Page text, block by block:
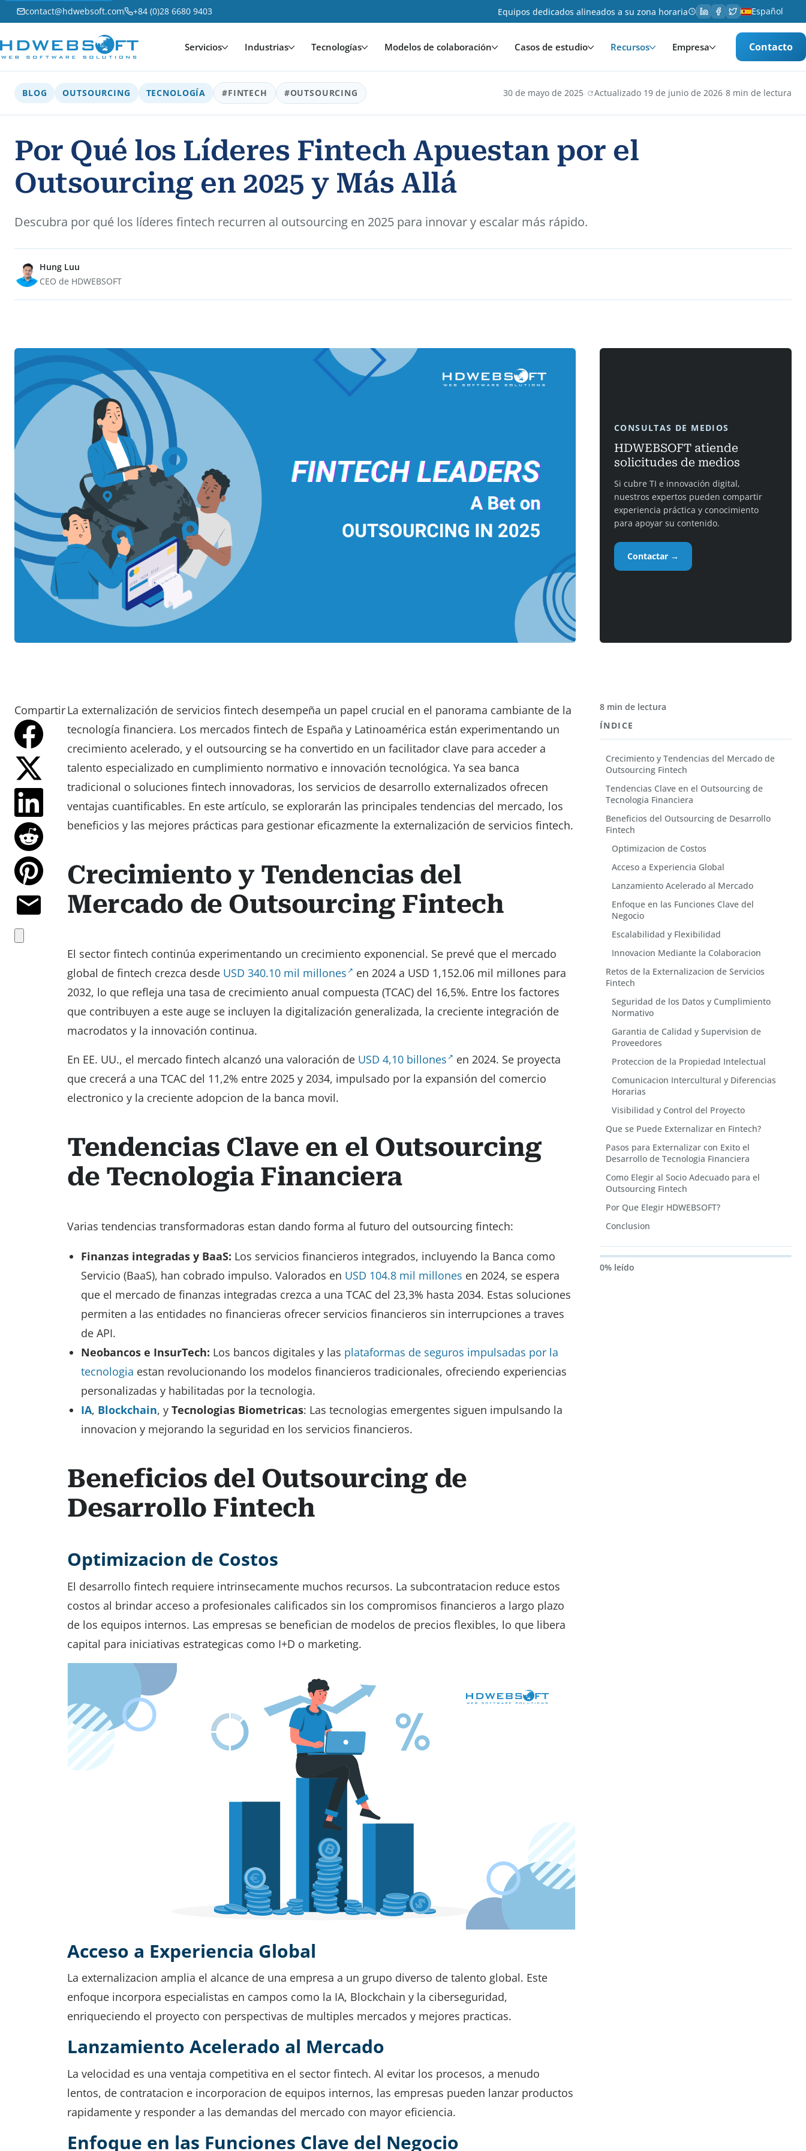
contact@hdwebsoft.com +84 (0)28 6680 9403 Equipos dedicados alineados a su zona horaria Español
Servicios Industrias Tecnologías Modelos de colaboración Casos de estudio Recursos Empresa Contacto
BLOG OUTSOURCING TECNOLOGÍA #FINTECH #OUTSOURCING 30 de mayo de 2025· Actualizado 19 de junio de 2026·8 min de lectura
Por Qué los Líderes Fintech Apuestan por el
Outsourcing en 2025 y Más Allá
Descubra por qué los líderes fintech recurren al outsourcing en 2025 para innovar y escalar más rápido.
Hung Luu
CEO de HDWEBSOFT
CONSULTAS DE MEDIOS
HDWEBSOFT atiende
solicitudes de medios
Si cubre TI e innovación digital,
nuestros expertos pueden compartir
experiencia práctica y conocimiento
para apoyar su contenido.
Contactar →
CompartirLa externalización de servicios fintech desempeña un papel crucial en el panorama cambiante de la
tecnología financiera. Los mercados fintech de España y Latinoamérica están experimentando un
crecimiento acelerado, y el outsourcing se ha convertido en un facilitador clave para acceder a
talento especializado en cumplimiento normativo e innovación tecnológica. Ya sea banca
tradicional o soluciones fintech innovadoras, los servicios de desarrollo externalizados ofrecen
ventajas cuantificables. En este artículo, se explorarán las principales tendencias del mercado, los
beneficios y las mejores prácticas para gestionar eficazmente la externalización de servicios fintech.
Crecimiento y Tendencias del
Mercado de Outsourcing Fintech
El sector fintech continúa experimentando un crecimiento exponencial. Se prevé que el mercado
global de fintech crezca desde USD 340.10 mil millones
en 2024 a USD 1,152.06 mil millones para
2032, lo que refleja una tasa de crecimiento anual compuesta (TCAC) del 16,5%. Entre los factores
que contribuyen a este auge se incluyen la digitalización generalizada, la creciente integración de
macrodatos y la innovación continua.
En EE. UU., el mercado fintech alcanzó una valoración de USD 4,10 billones
en 2024. Se proyecta
que crecerá a una TCAC del 11,2% entre 2025 y 2034, impulsado por la expansión del comercio
electronico y la creciente adopcion de la banca movil.
Tendencias Clave en el Outsourcing
de Tecnologia Financiera
Varias tendencias transformadoras estan dando forma al futuro del outsourcing fintech:
Finanzas integradas y BaaS: Los servicios financieros integrados, incluyendo la Banca como
Servicio (BaaS), han cobrado impulso. Valorados en USD 104.8 mil millones en 2024, se espera
que el mercado de finanzas integradas crezca a una TCAC del 23,3% hasta 2034. Estas soluciones
permiten a las entidades no financieras ofrecer servicios financieros sin interrupciones a traves
de API.
Neobancos e InsurTech: Los bancos digitales y las plataformas de seguros impulsadas por la
tecnologia estan revolucionando los modelos financieros tradicionales, ofreciendo experiencias
personalizadas y habilitadas por la tecnologia.
IA, Blockchain, y Tecnologias Biometricas: Las tecnologias emergentes siguen impulsando la
innovacion y mejorando la seguridad en los servicios financieros.
Beneficios del Outsourcing de
Desarrollo Fintech
Optimizacion de Costos
El desarrollo fintech requiere intrinsecamente muchos recursos. La subcontratacion reduce estos
costos al brindar acceso a profesionales calificados sin los compromisos financieros a largo plazo
de los equipos internos. Las empresas se benefician de modelos de precios flexibles, lo que libera
capital para iniciativas estrategicas como I+D o marketing.
Acceso a Experiencia Global
La externalizacion amplia el alcance de una empresa a un grupo diverso de talento global. Este
enfoque incorpora especialistas en campos como la IA, Blockchain y la ciberseguridad,
enriqueciendo el proyecto con perspectivas de multiples mercados y mejores practicas.
Lanzamiento Acelerado al Mercado
La velocidad es una ventaja competitiva en el sector fintech. Al evitar los procesos, a menudo
lentos, de contratacion e incorporacion de equipos internos, las empresas pueden lanzar productos
rapidamente y responder a las demandas del mercado con mayor eficiencia.
Enfoque en las Funciones Clave del Negocio
8 min de lectura
ÍNDICE
Crecimiento y Tendencias del Mercado de
Outsourcing Fintech
Tendencias Clave en el Outsourcing de
Tecnologia Financiera
Beneficios del Outsourcing de Desarrollo
Fintech
Optimizacion de Costos
Acceso a Experiencia Global
Lanzamiento Acelerado al Mercado
Enfoque en las Funciones Clave del
Negocio
Escalabilidad y Flexibilidad
Innovacion Mediante la Colaboracion
Retos de la Externalizacion de Servicios
Fintech
Seguridad de los Datos y Cumplimiento
Normativo
Garantia de Calidad y Supervision de
Proveedores
Proteccion de la Propiedad Intelectual
Comunicacion Intercultural y Diferencias
Horarias
Visibilidad y Control del Proyecto
Que se Puede Externalizar en Fintech?
Pasos para Externalizar con Exito el
Desarrollo de Tecnologia Financiera
Como Elegir al Socio Adecuado para el
Outsourcing Fintech
Por Que Elegir HDWEBSOFT?
Conclusion
0% leído